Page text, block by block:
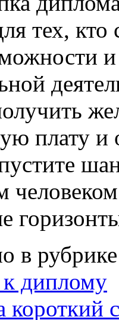
тех,
плату и
в
диплому